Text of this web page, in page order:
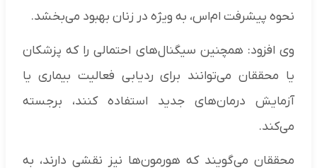
نحوه پیشرفت ام‌اس، به ویژه در زنان بهبود می‌بخشد.
وی افزود: همچنین سیگنال‌های احتمالی را که پزشکان
یا محققان می‌توانند برای ردیابی فعالیت بیماری یا
آزمایش درمان‌های جدید استفاده کنند، برجسته
می‌کند.
محققان می‌گویند که هورمون‌ها نیز نقشی دارند، به